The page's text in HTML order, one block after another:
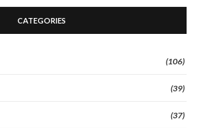
CATEGORIES
(106)
(39)
(37)